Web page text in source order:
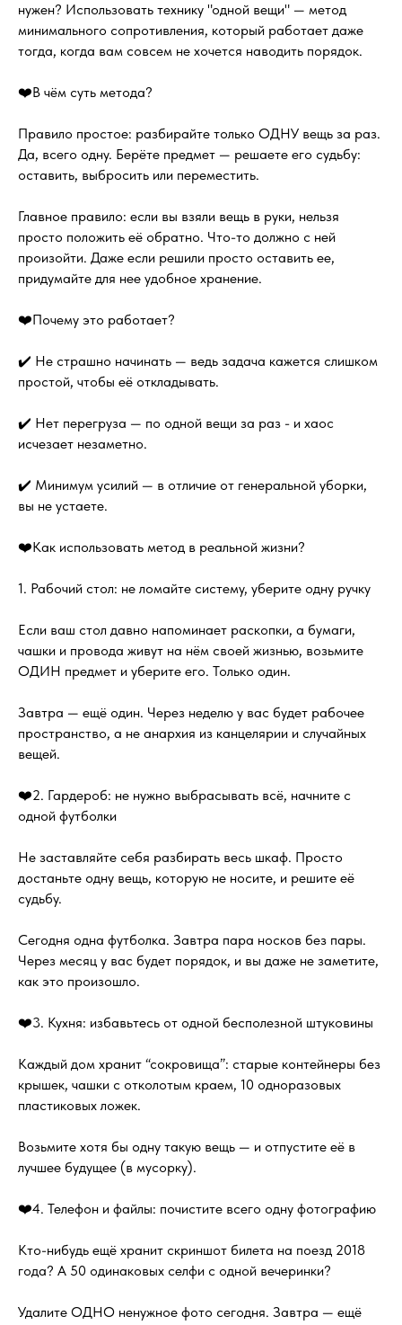
нужен? Использовать технику "одной вещи" — метод
минимального сопротивления, который работает даже
тогда, когда вам совсем не хочется наводить порядок.
❤️В чём суть метода?
Правило простое: разбирайте только ОДНУ вещь за раз.
Да, всего одну. Берёте предмет — решаете его судьбу:
оставить, выбросить или переместить.
Главное правило: если вы взяли вещь в руки, нельзя
просто положить её обратно. Что-то должно с ней
произойти. Даже если решили просто оставить ее,
придумайте для нее удобное хранение.
❤️Почему это работает?
✔️ Не страшно начинать — ведь задача кажется слишком
простой, чтобы её откладывать.
✔️ Нет перегруза — по одной вещи за раз - и хаос
исчезает незаметно.
✔️ Минимум усилий — в отличие от генеральной уборки,
вы не устаете.
❤️Как использовать метод в реальной жизни?
1. Рабочий стол: не ломайте систему, уберите одну ручку
Если ваш стол давно напоминает раскопки, а бумаги,
чашки и провода живут на нём своей жизнью, возьмите
ОДИН предмет и уберите его. Только один.
Завтра — ещё один. Через неделю у вас будет рабочее
пространство, а не анархия из канцелярии и случайных
вещей.
❤️2. Гардероб: не нужно выбрасывать всё, начните с
одной футболки
Не заставляйте себя разбирать весь шкаф. Просто
достаньте одну вещь, которую не носите, и решите её
судьбу.
Сегодня одна футболка. Завтра пара носков без пары.
Через месяц у вас будет порядок, и вы даже не заметите,
как это произошло.
❤️3. Кухня: избавьтесь от одной бесполезной штуковины
Каждый дом хранит “сокровища”: старые контейнеры без
крышек, чашки с отколотым краем, 10 одноразовых
пластиковых ложек.
Возьмите хотя бы одну такую вещь — и отпустите её в
лучшее будущее (в мусорку).
❤️4. Телефон и файлы: почистите всего одну фотографию
Кто-нибудь ещё хранит скриншот билета на поезд 2018
года? А 50 одинаковых селфи с одной вечеринки?
Удалите ОДНО ненужное фото сегодня. Завтра — ещё